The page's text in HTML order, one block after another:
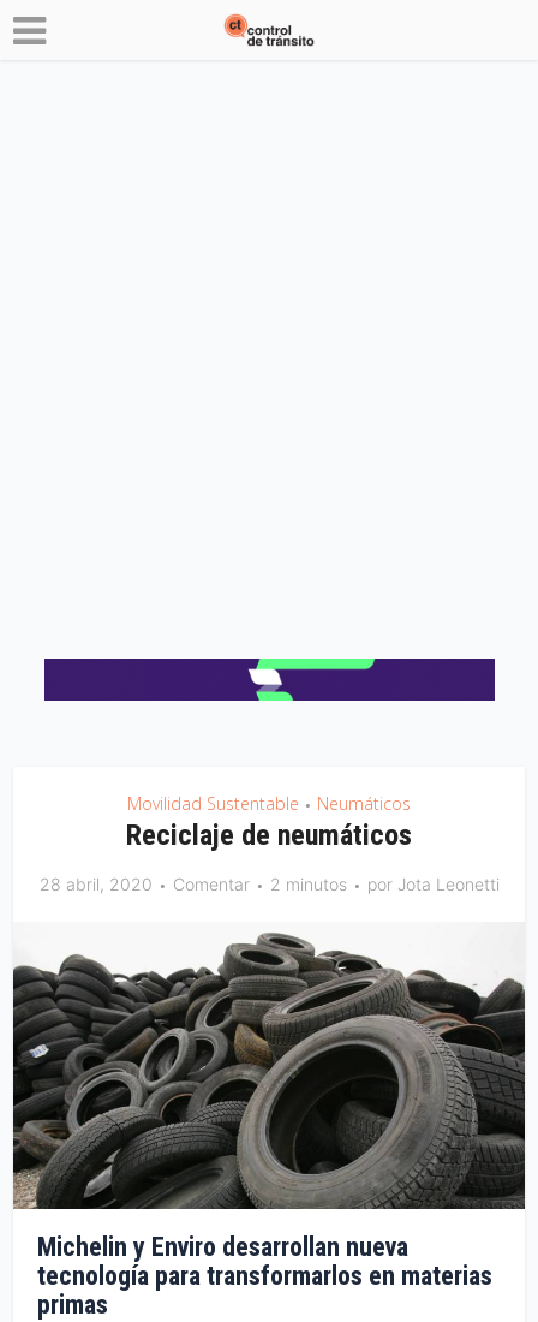
Movilidad Sustentable • Neumáticos
Reciclaje de neumáticos
28 abril, 2020 Comentar 2 minutos por Jota Leonetti
Michelin y Enviro desarrollan nueva
tecnología para transformarlos en materias
primas